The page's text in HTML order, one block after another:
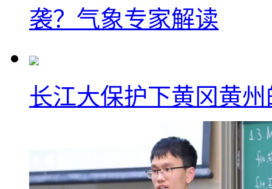
袭？气象专家解读
长江大保护下黄冈黄